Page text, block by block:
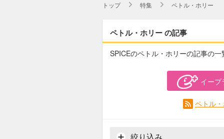
トップ 特集 ペトル・ホリー
ペトル・ホリー の記事
SPICEのペトル・ホリーの記事の一
イープ
ペトル